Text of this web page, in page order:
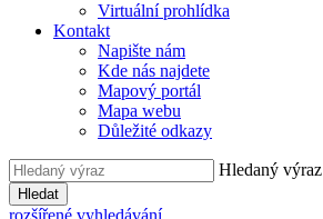
Virtuální prohlídka
Kontakt
Napište nám
Kde nás najdete
Mapový portál
Mapa webu
Důležité odkazy
Hledaný výraz
Hledat
rozšířené vyhledávání